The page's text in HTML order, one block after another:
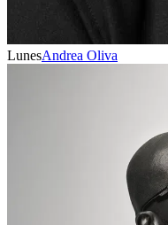
LunesAndrea Oliva